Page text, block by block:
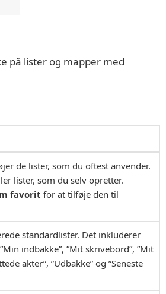
på lister og mapper med
de lister, som du oftest anvender.
lister, som du selv opretter.
favorit for at tilføje den til
standardlister. Det inkluderer
indbakke”, ”Mit skrivebord”, ”Mit
akter”, ”Udbakke” og ”Seneste